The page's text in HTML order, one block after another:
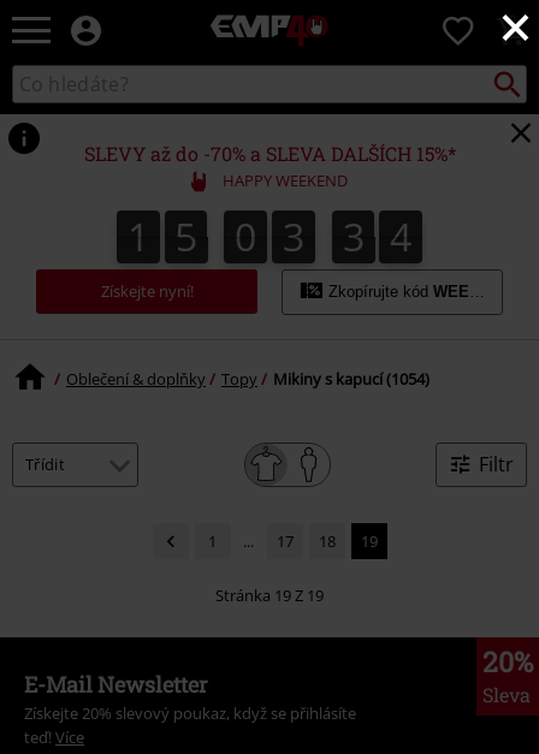
×
EMP
Hudba,
filmy
&
seriály,
Merch
pro
hráče,
Alternativní
móda
0
Katalog
vyhledávání
SLEVY až do -70% a SLEVA DALŠÍCH 15%*
HAPPY WEEKEND
1
1 5
5 0
0 3
3 3
3 3
4
3
5
4
Získejte nyní! Zkopírujte kód WEEKEND
Oblečení & doplňky Topy Mikiny s kapucí (1054)
Filtr
1 ... 17 18 19
Stránka 19 Z 19
20%
Sleva
E-Mail Newsletter
Získejte 20% slevový poukaz, když se přihlásíte
teď! Více